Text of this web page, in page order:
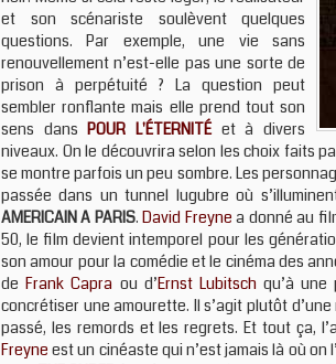
et son scénariste soulèvent quelques
questions. Par exemple, une vie sans
renouvellement n’est-elle pas une sorte de
prison à perpétuité ? La question peut
sembler ronflante mais elle prend tout son
sens dansPOUR L'ÉTERNITÉet à divers
niveaux. On le découvrira selon les choix faits
se montre parfois un peu sombre. Les
passée dans un tunnel lugubre où
AMERICAIN A PARIS.David Freyne a donné au
50, le film devient intemporel pour les
son amour pour la comédie et le cinéma des
deFrank Capra ou d’Ernst Lubitsch qu’à
concrétiser une amourette. Il s’agit plutôt
passé, les remords et les regrets. Et tout ça,
Freyne est un cinéaste qui n’est jamais là où on